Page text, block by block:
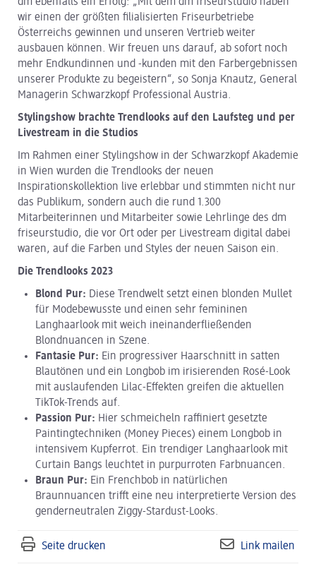
dm ebenfalls ein Erfolg: „Mit dem dm friseurstudio haben
wir einen der größten filialisierten Friseurbetriebe
Österreichs gewinnen und unseren Vertrieb weiter
ausbauen können. Wir freuen uns darauf, ab sofort noch
mehr Endkundinnen und -kunden mit den Farbergebnissen
unserer Produkte zu begeistern“, so Sonja Knautz, General
Managerin Schwarzkopf Professional Austria.
Stylingshow brachte Trendlooks auf den Laufsteg und per
Livestream in die Studios
Im Rahmen einer Stylingshow in der Schwarzkopf Akademie
in Wien wurden die Trendlooks der neuen
Inspirationskollektion live erlebbar und stimmten nicht nur
das Publikum, sondern auch die rund 1.300
Mitarbeiterinnen und Mitarbeiter sowie Lehrlinge des dm
friseurstudio, die vor Ort oder per Livestream digital dabei
waren, auf die Farben und Styles der neuen Saison ein.
Die Trendlooks 2023
Blond Pur: Diese Trendwelt setzt einen blonden Mullet
für Modebewusste und einen sehr femininen
Langhaarlook mit weich ineinanderfließenden
Blondnuancen in Szene.
Fantasie Pur: Ein progressiver Haarschnitt in satten
Blautönen und ein Longbob im irisierenden Rosé-Look
mit auslaufenden Lilac-Effekten greifen die aktuellen
TikTok-Trends auf.
Passion Pur: Hier schmeicheln raffiniert gesetzte
Paintingtechniken (Money Pieces) einem Longbob in
intensivem Kupferrot. Ein trendiger Langhaarlook mit
Curtain Bangs leuchtet in purpurroten Farbnuancen.
Braun Pur: Ein Frenchbob in natürlichen
Braunnuancen trifft eine neu interpretierte Version des
genderneutralen Ziggy-Stardust-Looks.
Seite drucken Link mailen